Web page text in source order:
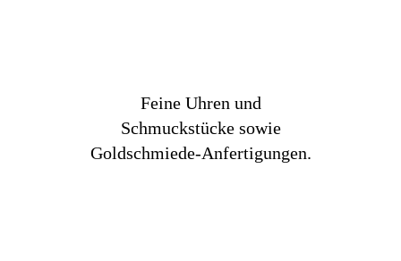
Feine Uhren und
Schmuckstücke sowie
Goldschmiede-Anfertigungen.